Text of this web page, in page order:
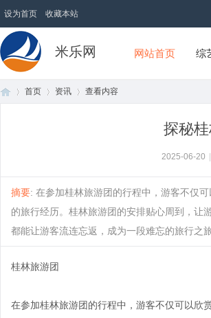
设为首页 收藏本站
米乐网 网站首页 综
首页 资讯 查看内容
探秘
2025-06-20
摘要: 在参加桂林旅游团的行程中，游客不仅
的旅行经历。桂林旅游团的安排贴心周到，让
都能让游客流连忘返，成为一段难忘的旅行之旅
桂林旅游团
在参加桂林旅游团的行程中，游客不仅可以欣